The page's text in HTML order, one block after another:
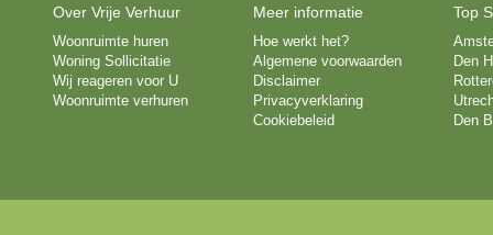
Over Vrije Verhuur
Woonruimte huren
Woning Sollicitatie
Wij reageren voor U
Woonruimte verhuren
Meer informatie
Hoe werkt het?
Algemene voorwaarden
Disclaimer
Privacyverklaring
Cookiebeleid
Top
Den
Den